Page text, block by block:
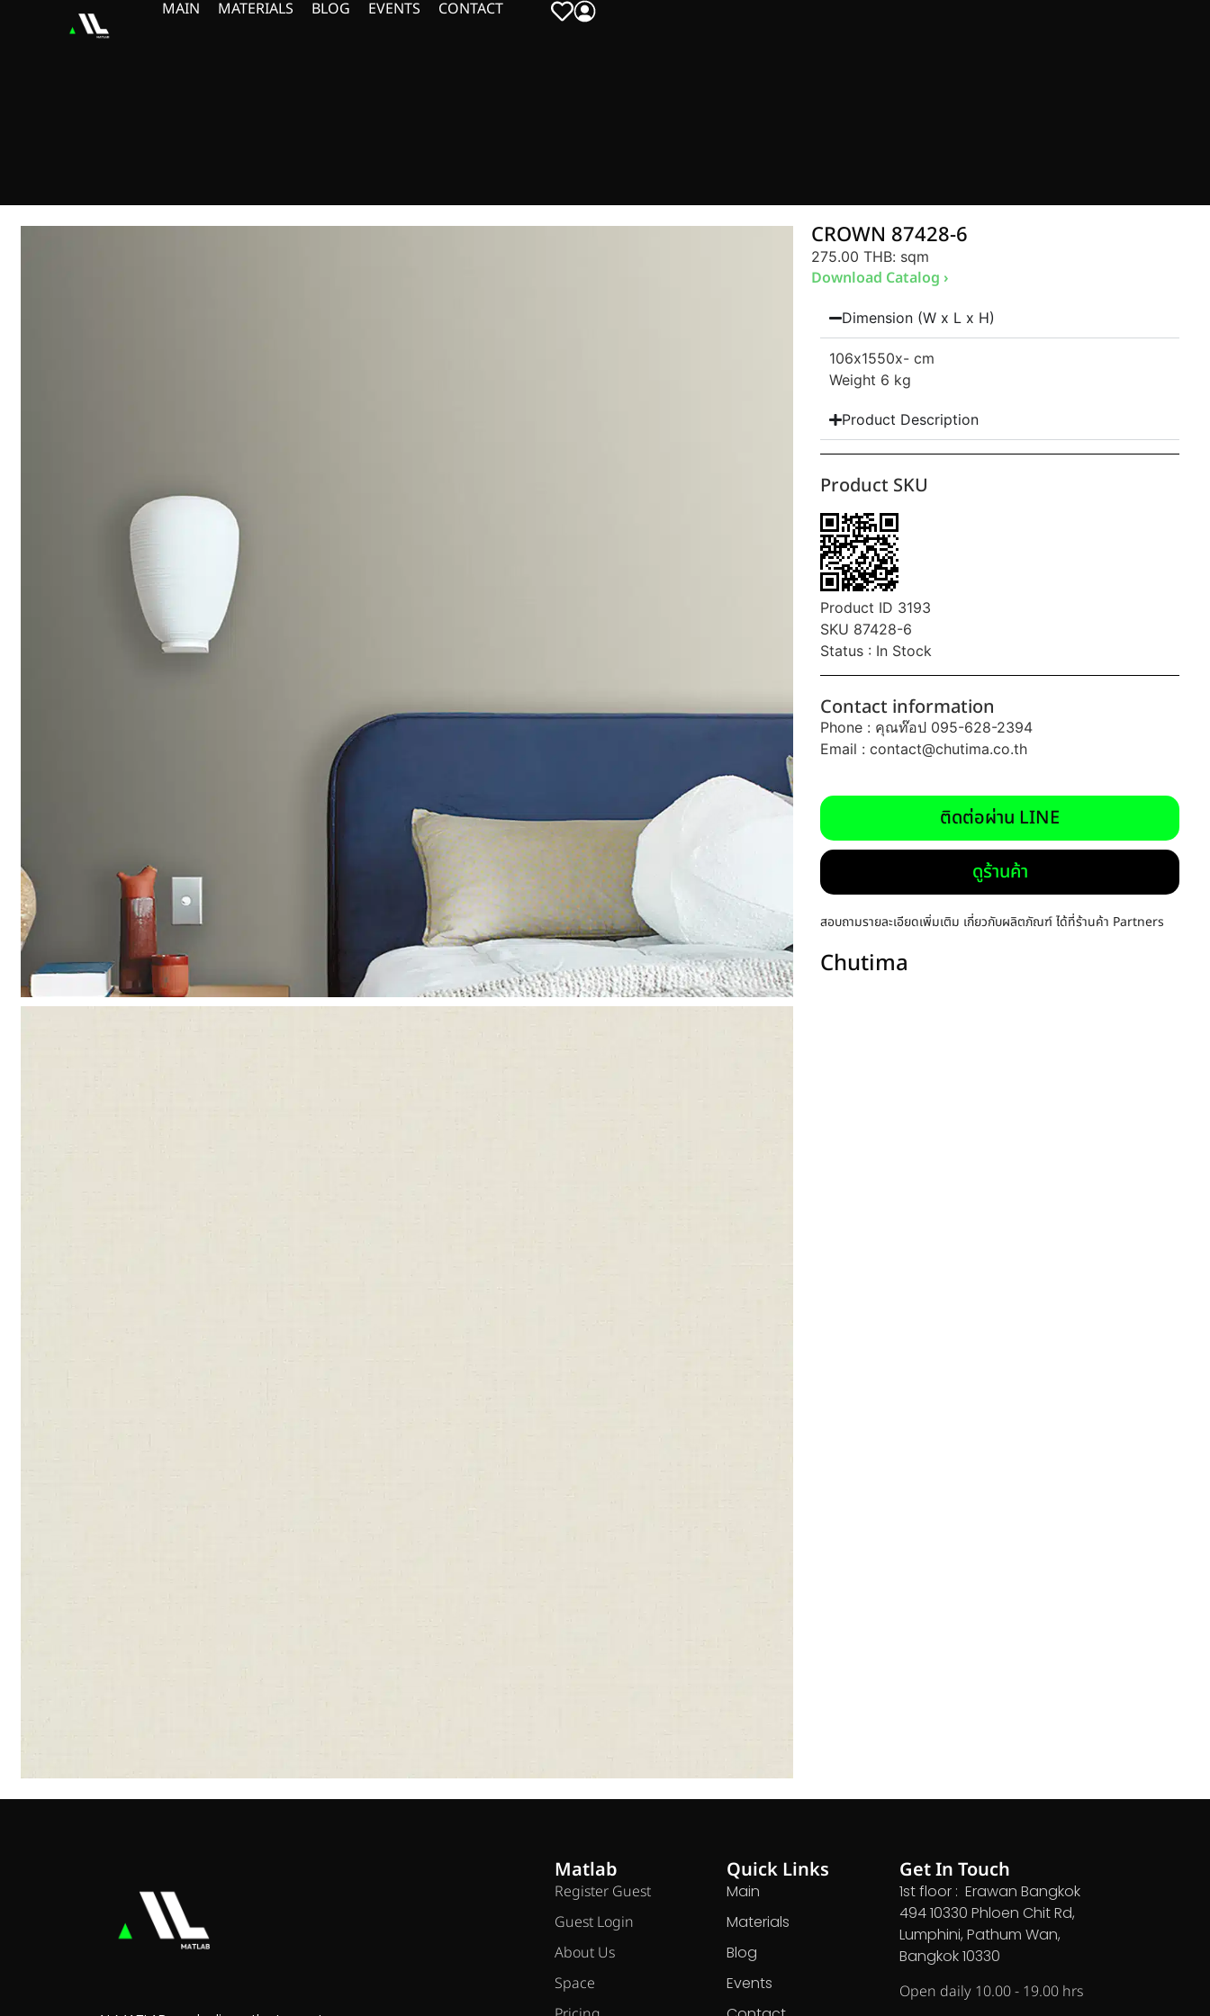
MAIN MATERIALS BLOG EVENTS CONTACT
CROWN 87428-6
275.00 THB: sqm
Download Catalog ›
Dimension (W x L x H)
106x1550x- cm
Weight 6 kg
Product Description
Product SKU
Product ID 3193
SKU 87428-6
Status : In Stock
Contact information
Phone : คุณท๊อป 095-628-2394
Email :contact@chutima.co.th
ติดต่อผ่าน LINE
ดูร้านค้า
สอบถามรายละเอียดเพิ่มเติม เกี่ยวกับผลิตภัณฑ์ ได้ที่ร้านค้า Partners
Chutima
Matlab
Register Guest
Guest Login
About Us
Space
Quick Links
Main
Materials
Blog
Events
Get In Touch
1st floor : Erawan Bangkok
494 10330 Phloen Chit Rd,
Lumphini, Pathum Wan,
Bangkok 10330
Open daily 10.00 - 19.00 hrs